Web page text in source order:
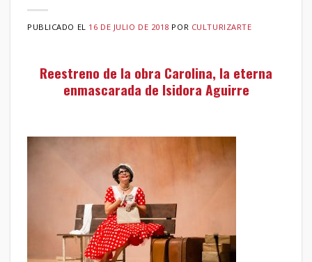
PUBLICADO EL 16 DE JULIO DE 2018 POR CULTURIZARTE
Reestreno de la obra Carolina, la eterna
enmascarada de Isidora Aguirre